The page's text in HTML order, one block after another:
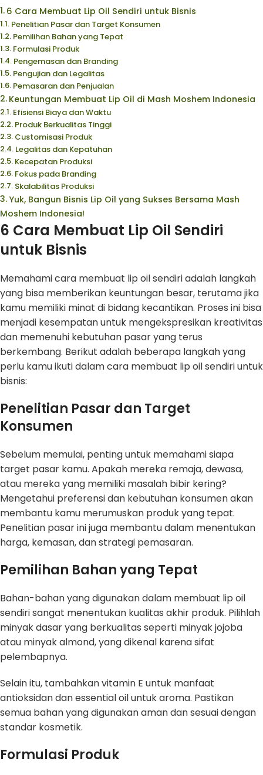
6 Cara Membuat Lip Oil Sendiri untuk Bisnis
Penelitian Pasar dan Target Konsumen
Pemilihan Bahan yang Tepat
Formulasi Produk
Pengemasan dan Branding
Pengujian dan Legalitas
Pemasaran dan Penjualan
Keuntungan Membuat Lip Oil di Mash Moshem Indonesia
Efisiensi Biaya dan Waktu
Produk Berkualitas Tinggi
Customisasi Produk
Legalitas dan Kepatuhan
Kecepatan Produksi
Fokus pada Branding
Skalabilitas Produksi
Yuk, Bangun Bisnis Lip Oil yang Sukses Bersama Mash
Moshem Indonesia!
6 Cara Membuat Lip Oil Sendiri
untuk Bisnis
Memahami cara membuat lip oil sendiri adalah langkah
yang bisa memberikan keuntungan besar, terutama jika
kamu memiliki minat di bidang kecantikan. Proses ini bisa
menjadi kesempatan untuk mengekspresikan kreativitas
dan memenuhi kebutuhan pasar yang terus
berkembang. Berikut adalah beberapa langkah yang
perlu kamu ikuti dalam cara membuat lip oil sendiri untuk
bisnis:
Penelitian Pasar dan Target
Konsumen
Sebelum memulai, penting untuk memahami siapa
target pasar kamu. Apakah mereka remaja, dewasa,
atau mereka yang memiliki masalah bibir kering?
Mengetahui preferensi dan kebutuhan konsumen akan
membantu kamu merumuskan produk yang tepat.
Penelitian pasar ini juga membantu dalam menentukan
harga, kemasan, dan strategi pemasaran.
Pemilihan Bahan yang Tepat
Bahan-bahan yang digunakan dalam membuat lip oil
sendiri sangat menentukan kualitas akhir produk. Pilihlah
minyak dasar yang berkualitas seperti minyak jojoba
atau minyak almond, yang dikenal karena sifat
pelembapnya.
Selain itu, tambahkan vitamin E untuk manfaat
antioksidan dan essential oil untuk aroma. Pastikan
semua bahan yang digunakan aman dan sesuai dengan
standar kosmetik.
Formulasi Produk